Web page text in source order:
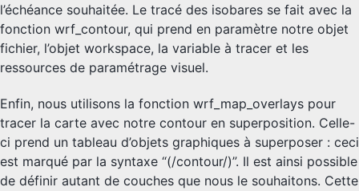
l’échéance souhaitée. Le tracé des isobares se fait avec la
fonction wrf_contour, qui prend en paramètre notre objet
fichier, l’objet workspace, la variable à tracer et les
ressources de paramétrage visuel.
Enfin, nous utilisons la fonction wrf_map_overlays pour
tracer la carte avec notre contour en superposition. Celle-
ci prend un tableau d’objets graphiques à superposer : ceci
est marqué par la syntaxe “(/contour/)”. Il est ainsi possible
de définir autant de couches que nous le souhaitons. Cette